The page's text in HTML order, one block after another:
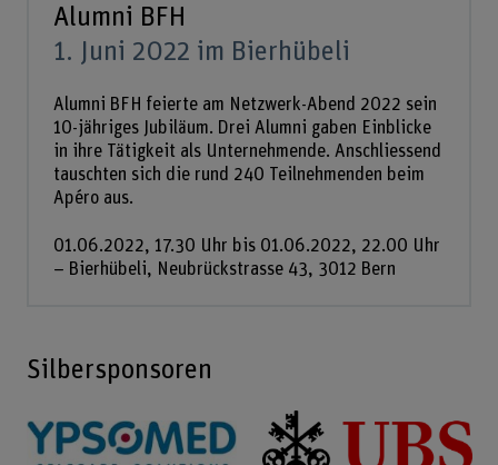
Alumni BFH
1. Juni 2022 im Bierhübeli
Alumni BFH feierte am Netzwerk-Abend 2022 sein
10-jähriges Jubiläum. Drei Alumni gaben Einblicke
in ihre Tätigkeit als Unternehmende. Anschliessend
tauschten sich die rund 240 Teilnehmenden beim
Apéro aus.
01.06.2022, 17.30 Uhr bis 01.06.2022, 22.00 Uhr
– Bierhübeli, Neubrückstrasse 43, 3012 Bern
Silbersponsoren